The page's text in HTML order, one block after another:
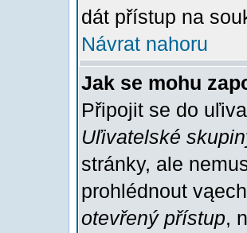
dát přístup na
Návrat nahoru
Jak se mohu
Připojit se do
Uľivatelské
stránky, ale
prohlédnout
otevřený přístup,